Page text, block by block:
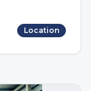
Location